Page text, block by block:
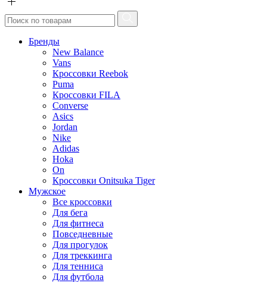
Бренды
New Balance
Vans
Кроссовки Reebok
Puma
Кроссовки FILA
Converse
Asics
Jordan
Nike
Adidas
Hoka
On
Кроссовки Onitsuka Tiger
Мужское
Все кроссовки
Для бега
Для фитнеса
Повседневные
Для прогулок
Для треккинга
Для тенниса
Для футбола